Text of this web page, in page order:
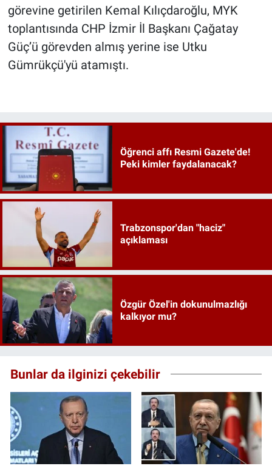
görevine getirilen Kemal Kılıçdaroğlu, MYK
toplantısında CHP İzmir İl Başkanı Çağatay
Güç’ü görevden almış yerine ise Utku
Gümrükçü'yü atamıştı.
Öğrenci affı Resmi Gazete'de!
Peki kimler faydalanacak?
Trabzonspor'dan "haciz"
açıklaması
Özgür Özel'in dokunulmazlığı
kalkıyor mu?
Bunlar da ilginizi çekebilir